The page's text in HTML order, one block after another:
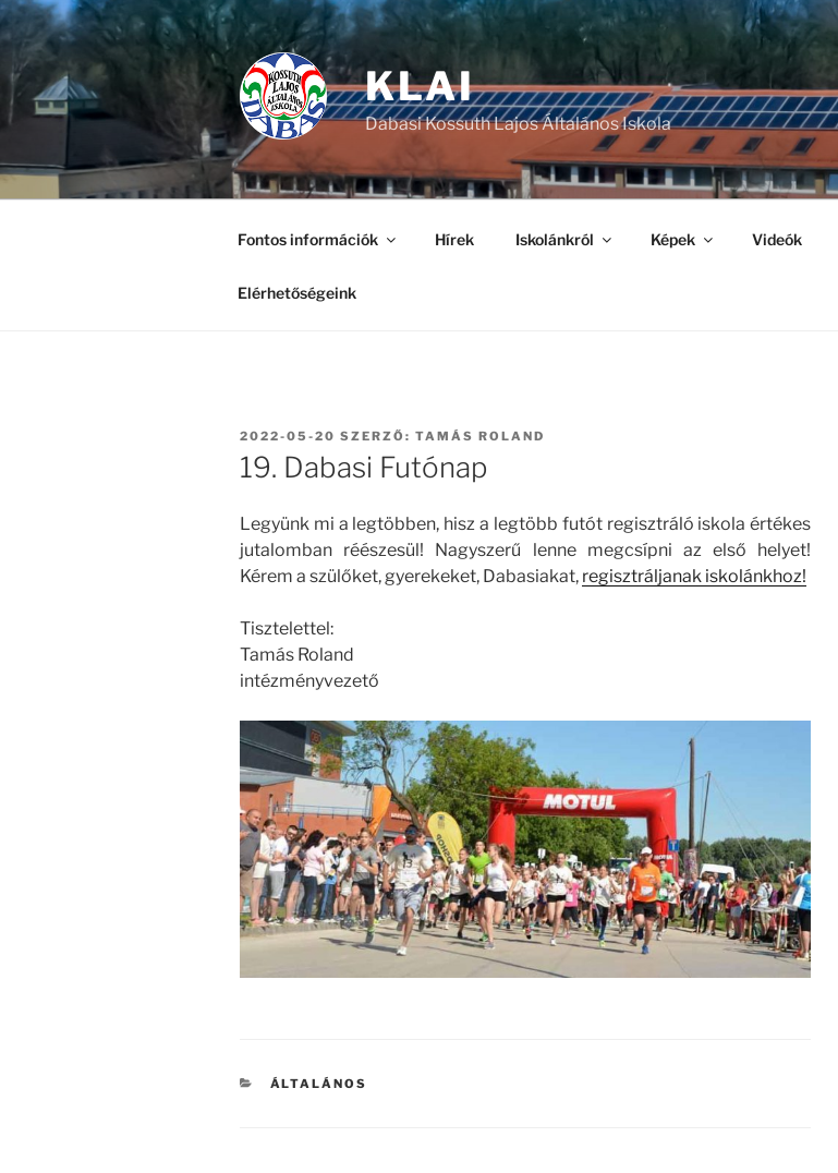
Tartalomhoz
KLAI
Dabasi Kossuth Lajos Általános Iskola
Fontos információk Hírek Iskolánkról Képek Videók
Elérhetőségeink
BEKÜLDVE:
2022-05-20 SZERZŐ: TAMÁS ROLAND
19. Dabasi Futónap
Legyünk mi a legtöbben, hisz a legtöbb futót regisztráló iskola értékes
jutalomban réészesül! Nagyszerű lenne megcsípni az első helyet!
Kérem a szülőket, gyerekeket, Dabasiakat, regisztráljanak iskolánkhoz!
Tisztelettel:
Tamás Roland
intézményvezető
KATEGÓRIÁK
ÁLTALÁNOS